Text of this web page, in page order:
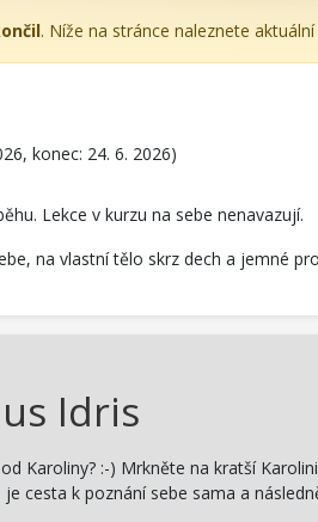
. Níže na stránce naleznete
konec: 24. 6. 2026)
Lekce v kurzu na sebe nenavazují.
na vlastní tělo skrz dech a jemné
Idris
Karoliny? :-) Mrkněte na kratší
cesta k poznání sebe sama a